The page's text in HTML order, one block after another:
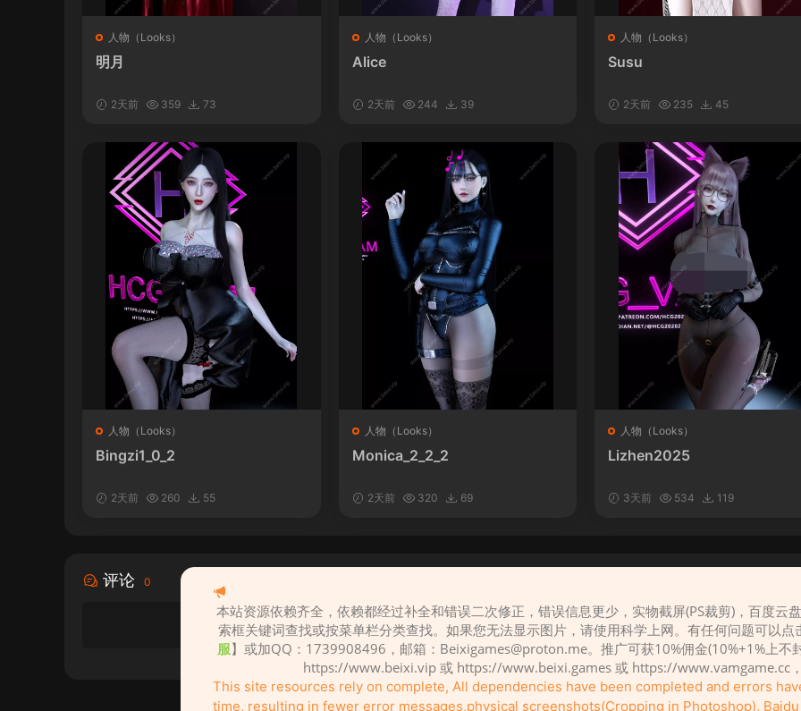
人物（Looks）
明月
2天前 359 73
人物（Looks）
Alice
2天前 244 39
人物（Looks）
Susu
2天前 235 45
人物（Looks）
Bingzi1_0_2
2天前 260 55
人物（Looks）
Monica_2_2_2
2天前 320 69
人物（Looks）
Lizhen2025
3天前 534 119
评论 0
请先登录
本站资源依赖齐全，依赖都经过补全和错误二次修正，错误信息更少，实物截屏(PS裁剪)，百度云
索框关键词查找或按菜单栏分类查找。如果您无法显示图片，请使用科学上网。有任何问题可以点
服】或加QQ：1739908496，邮箱： Beixigames@proton.me。推广可获10%佣金(10%+1%上不
https://www.beixi.vip 或 https://www.beixi.games 或 https://www.vamgame.cc，
This site resources rely on complete, All dependencies have been completed and errors
time, resulting in fewer error messages,physical screenshots(Cropping in Photoshop),